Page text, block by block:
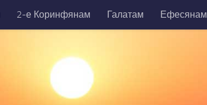
2-е Коринфянам Галатам Ефесянам